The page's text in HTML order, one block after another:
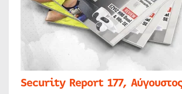
Security Report 177,